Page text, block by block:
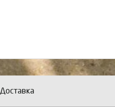
Доставка